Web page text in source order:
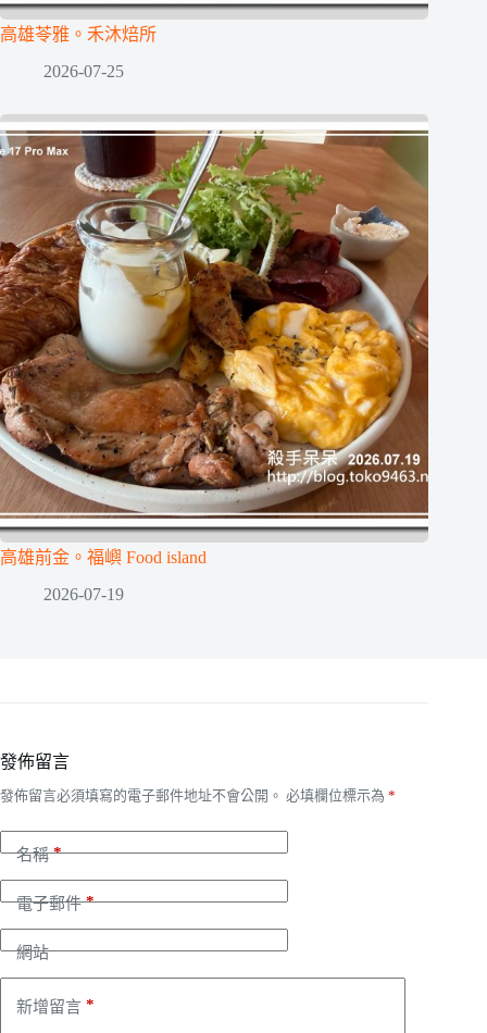
高雄苓雅。禾沐焙所
2026-07-25
高雄前金。福嶼 Food island
2026-07-19
發佈留言
發佈留言必須填寫的電子郵件地址不會公開。 必填欄位標示為 *
名稱*
電子郵件*
網站
新增留言 *